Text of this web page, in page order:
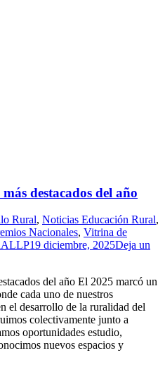
destacados del año
Rural, Noticias Educación Rural,
Nacionales, Vitrina de
19 diciembre, 2025Deja un
del año El 2025 marcó un
cada uno de nuestros
el desarrollo de la ruralidad del
colectivamente junto a
oportunidades estudio,
nuevos espacios y